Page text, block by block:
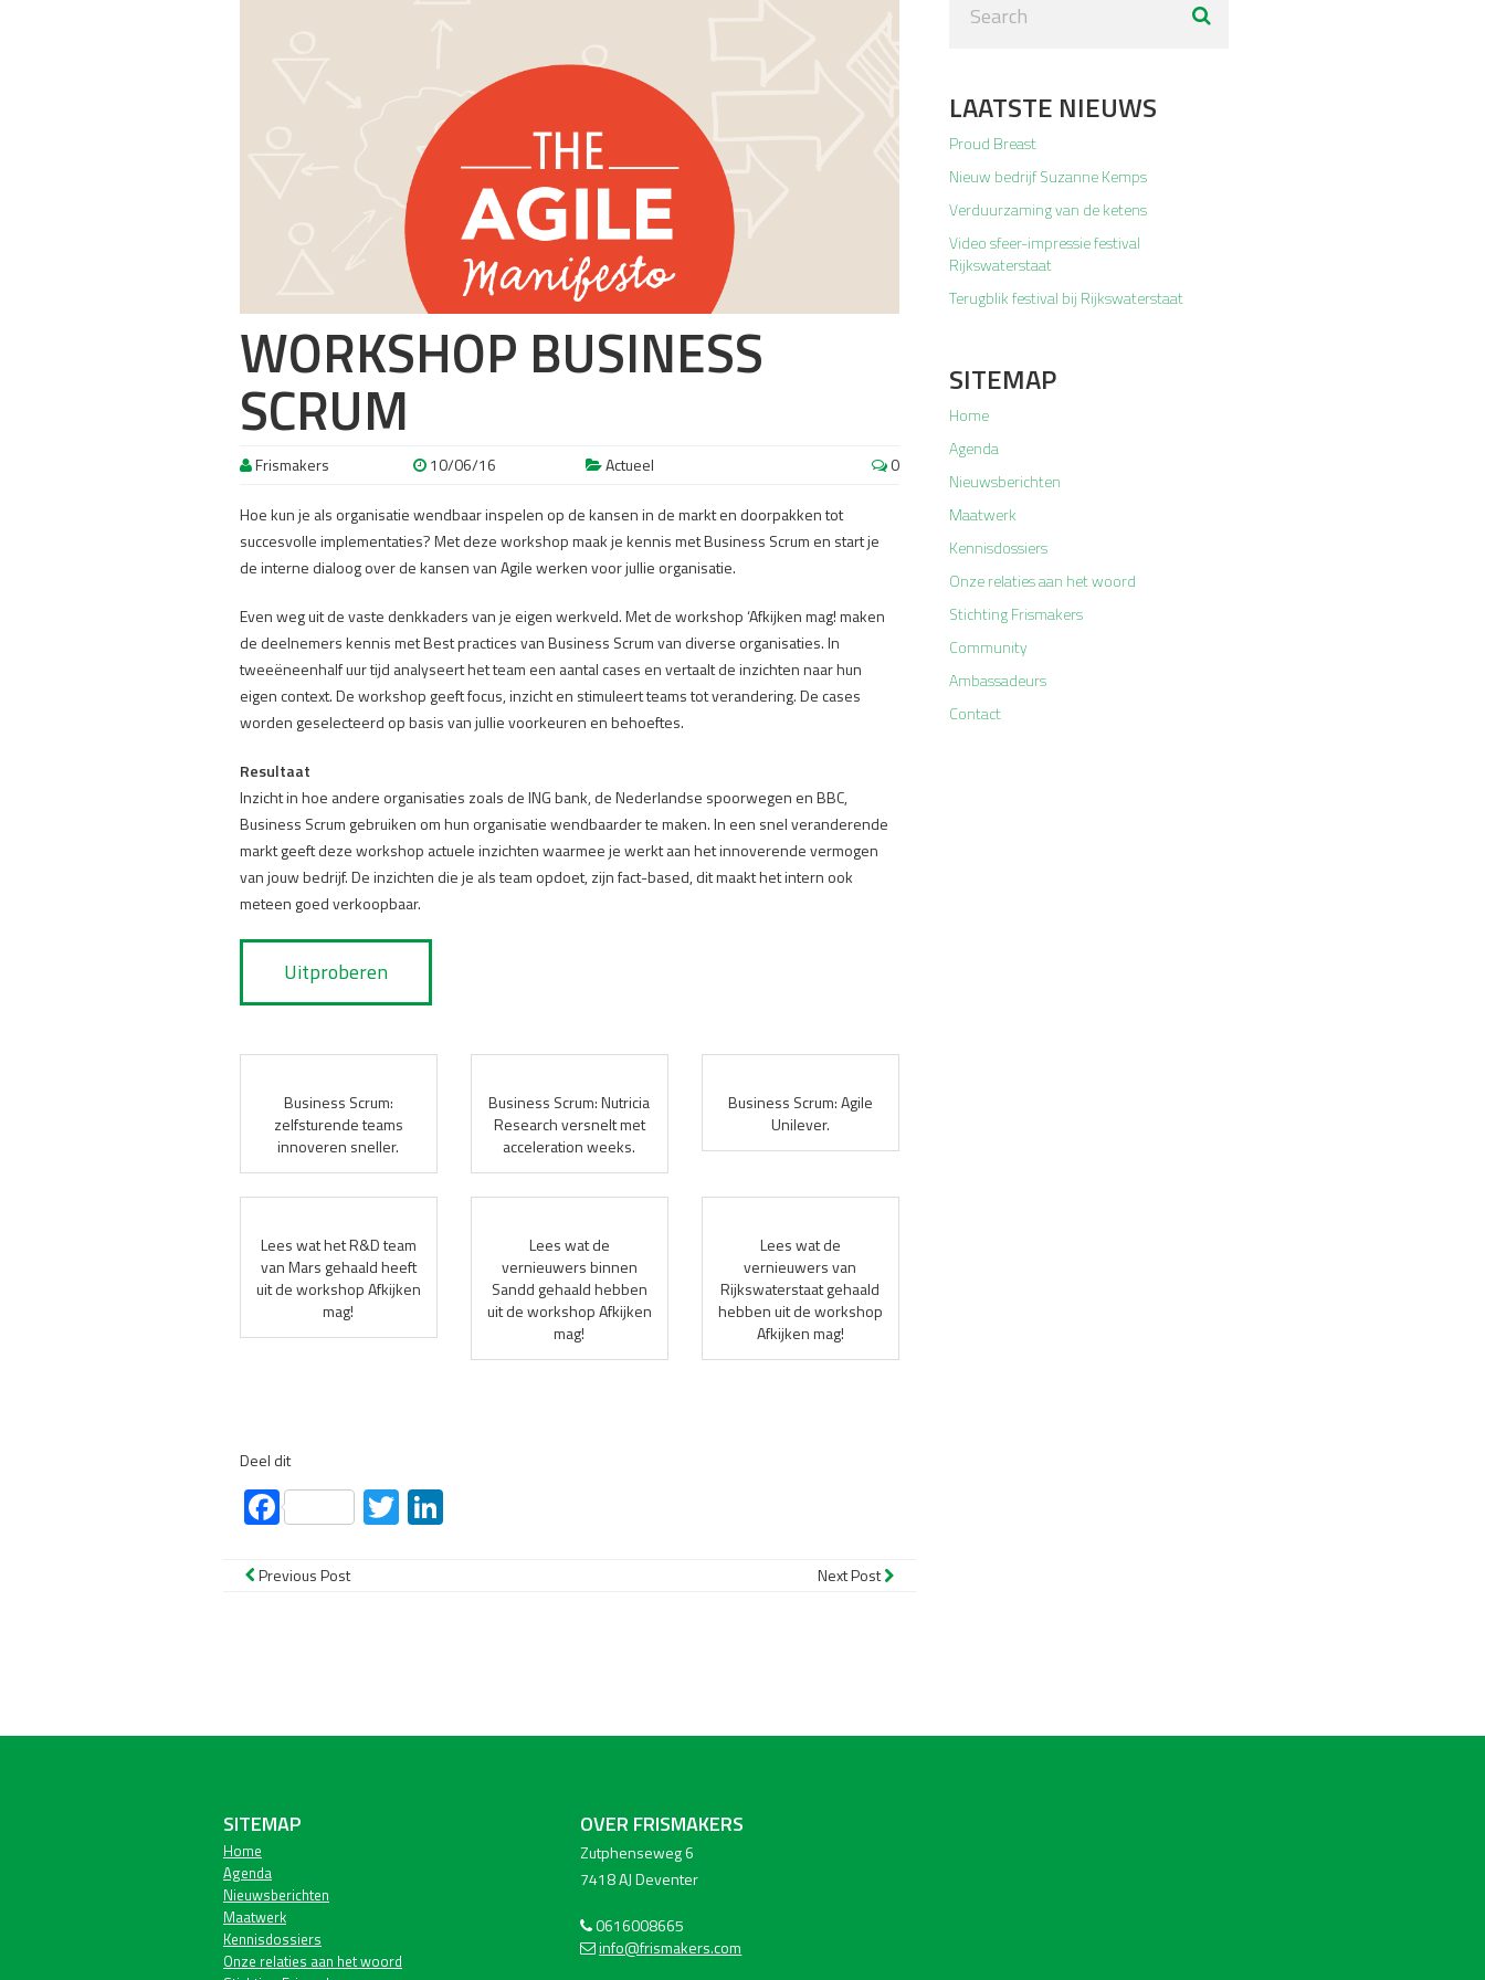
WORKSHOP BUSINESS
SCRUM
Frismakers 10/06/16 Actueel 0
Hoe kun je als organisatie wendbaar inspelen op de kansen in de markt en doorpakken tot
succesvolle implementaties? Met deze workshop maak je kennis met Business Scrum en start je
de interne dialoog over de kansen van Agile werken voor jullie organisatie.
Even weg uit de vaste denkkaders van je eigen werkveld. Met de workshop ‘Afkijken mag! maken
de deelnemers kennis met Best practices van Business Scrum van diverse organisaties. In
tweeëneenhalf uur tijd analyseert het team een aantal cases en vertaalt de inzichten naar hun
eigen context. De workshop geeft focus, inzicht en stimuleert teams tot verandering. De cases
worden geselecteerd op basis van jullie voorkeuren en behoeftes.
Resultaat
Inzicht in hoe andere organisaties zoals de ING bank, de Nederlandse spoorwegen en BBC,
Business Scrum gebruiken om hun organisatie wendbaarder te maken. In een snel veranderende
markt geeft deze workshop actuele inzichten waarmee je werkt aan het innoverende vermogen
van jouw bedrijf. De inzichten die je als team opdoet, zijn fact-based, dit maakt het intern ook
meteen goed verkoopbaar.
Uitproberen
Business Scrum:
zelfsturende teams
innoveren sneller.
Business Scrum: Nutricia
Research versnelt met
acceleration weeks.
Business Scrum: Agile
Unilever.
Lees wat het R&D team
van Mars gehaald heeft
uit de workshop Afkijken
mag!
Lees wat de
vernieuwers binnen
Sandd gehaald hebben
uit de workshop Afkijken
mag!
Lees wat de
vernieuwers van
Rijkswaterstaat gehaald
hebben uit de workshop
Afkijken mag!
Deel dit
FacebookTwitter
Previous Post Next Post
LAATSTE NIEUWS
Proud Breast
Nieuw bedrijf Suzanne Kemps
Verduurzaming van de ketens
Video sfeer-impressie festival
Rijkswaterstaat
Terugblik festival bij Rijkswaterstaat
SITEMAP
Home
Agenda
Nieuwsberichten
Maatwerk
Kennisdossiers
Onze relaties aan het woord
Stichting Frismakers
Community
Ambassadeurs
Contact
SITEMAP
Home
Agenda
Nieuwsberichten
Maatwerk
Kennisdossiers
Onze relaties aan het woord
OVER FRISMAKERS
Zutphenseweg 6
7418 AJ Deventer
0616008665
info@frismakers.com